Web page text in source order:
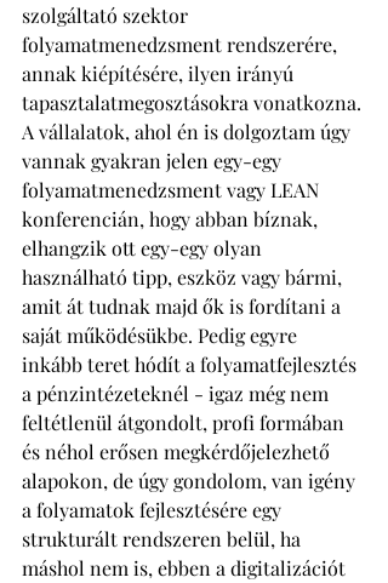
szolgáltató szektor
folyamatmenedzsment rendszerére,
annak kiépítésére, ilyen irányú
tapasztalatmegosztásokra vonatkozna.
A vállalatok, ahol én is dolgoztam úgy
vannak gyakran jelen egy-egy
folyamatmenedzsment vagy LEAN
konferencián, hogy abban bíznak,
elhangzik ott egy-egy olyan
használható tipp, eszköz vagy bármi,
amit át tudnak majd ők is fordítani a
saját működésükbe. Pedig egyre
inkább teret hódít a folyamatfejlesztés
a pénzintézeteknél - igaz még nem
feltétlenül átgondolt, profi formában
és néhol erősen megkérdőjelezhető
alapokon, de úgy gondolom, van igény
a folyamatok fejlesztésére egy
strukturált rendszeren belül, ha
máshol nem is, ebben a digitalizációt